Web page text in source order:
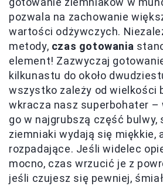
pozwala na zachowanie
wartości odżywczych.
metody, czas gotowania
element! Zazwyczaj
kilkunastu do około
wszystko zależy od wielkości
wkracza nasz superbohater –
go w najgrubszą część bulwy,
ziemniaki wydają się miękkie,
rozpadające. Jeśli widelec
mocno, czas wrzucić je z
jeśli czujesz się pewniej,